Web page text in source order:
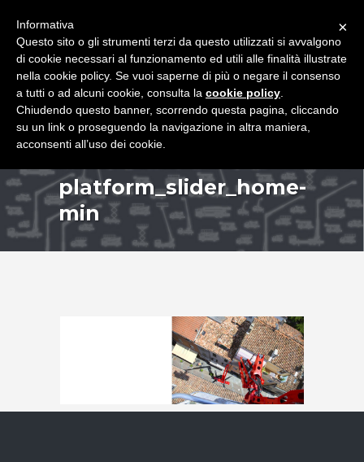
platform_slider_home-
min
×
Informativa
Questo sito o gli strumenti terzi da questo utilizzati si avvalgono
di cookie necessari al funzionamento ed utili alle finalità illustrate
nella cookie policy. Se vuoi saperne di più o negare il consenso
a tutti o ad alcuni cookie, consulta la cookie policy
Chiudendo questo banner, scorrendo questa pagina, cliccando
su un link o proseguendo la navigazione in altra maniera,
acconsenti all’uso dei cookie.